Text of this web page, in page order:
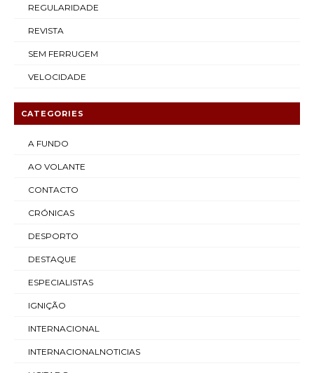
REGULARIDADE
REVISTA
SEM FERRUGEM
VELOCIDADE
CATEGORIES
A FUNDO
AO VOLANTE
CONTACTO
CRÓNICAS
DESPORTO
DESTAQUE
ESPECIALISTAS
IGNIÇÃO
INTERNACIONAL
INTERNACIONALNOTICIAS